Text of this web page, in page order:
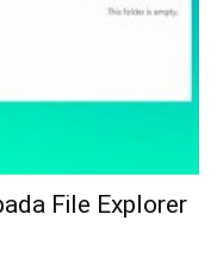
File Explorer